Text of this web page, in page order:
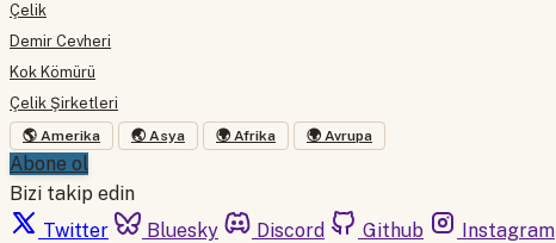
Çelik
Demir Cevheri
Kok Kömürü
Çelik Şirketleri
🌎 Amerika 🌏 Asya 🌍 Afrika 🌍 Avrupa
Abone ol
Bizi takip edin
Twitter
Bluesky Discord Github Instagram